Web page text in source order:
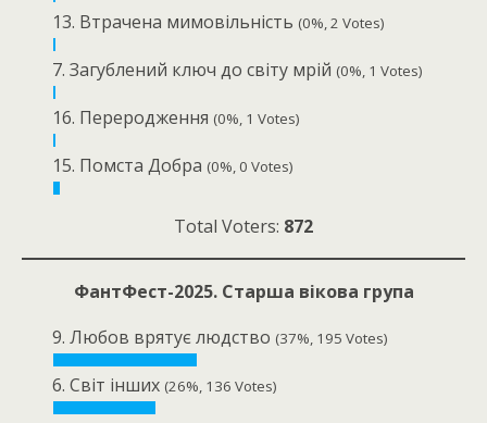
13. Втрачена мимовільність (0%, 2 Votes)
7. Загублений ключ до світу мрій (0%, 1 Votes)
16. Переродження (0%, 1 Votes)
15. Помста Добра (0%, 0 Votes)
Total Voters: 872
ФантФест-2025. Старша вікова група
9. Любов врятує людство (37%, 195 Votes)
6. Світ інших (26%, 136 Votes)